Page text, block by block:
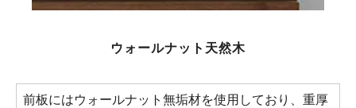
ウォールナット天然木
前板にはウォールナット無垢材を使用しており、重厚